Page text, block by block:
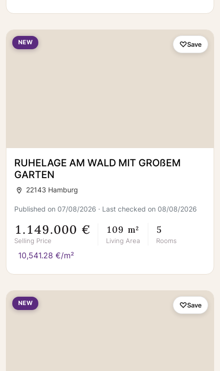
NEW
RUHELAGE AM WALD MIT GROßEM
GARTEN
22143 Hamburg
Published on 07/08/2026 · Last checked on 08/08/2026
1.149.000 €
Selling Price
109 m²
Living Area
5
Rooms
10,541.28 €/m²
Save
NEW Save